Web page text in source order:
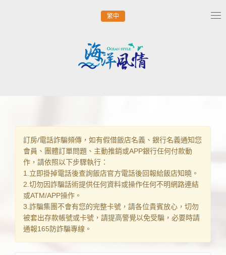
繁中
訂房/電話詐騙頻傳，如有假借飯店名義、銀行名義通知您
會員、團體訂單問題、主動推銷或APP銀行任何付款動
作，請依照以下步驟執行：
1.立即掛掉電話後查詢飯店官方電話後回報給飯店知曉。
2.切勿因詐騙話術提供任何資料或操作任何不明網路連結
或ATM/APP操作。
3.詐騙集團不會有您的完整卡號，請各位貴賓放心，切勿
被套出存款帳號或卡號，請提高警覺以免受騙，必要時請
通報165防詐騙專線。